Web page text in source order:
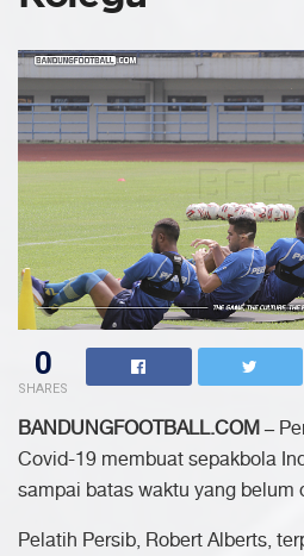
0
SHARES
BANDUNGFOOTBALL.COM –
Covid-19 membuat sepakbola
sampai batas waktu yang belum
Pelatih Persib, Robert Alberts,